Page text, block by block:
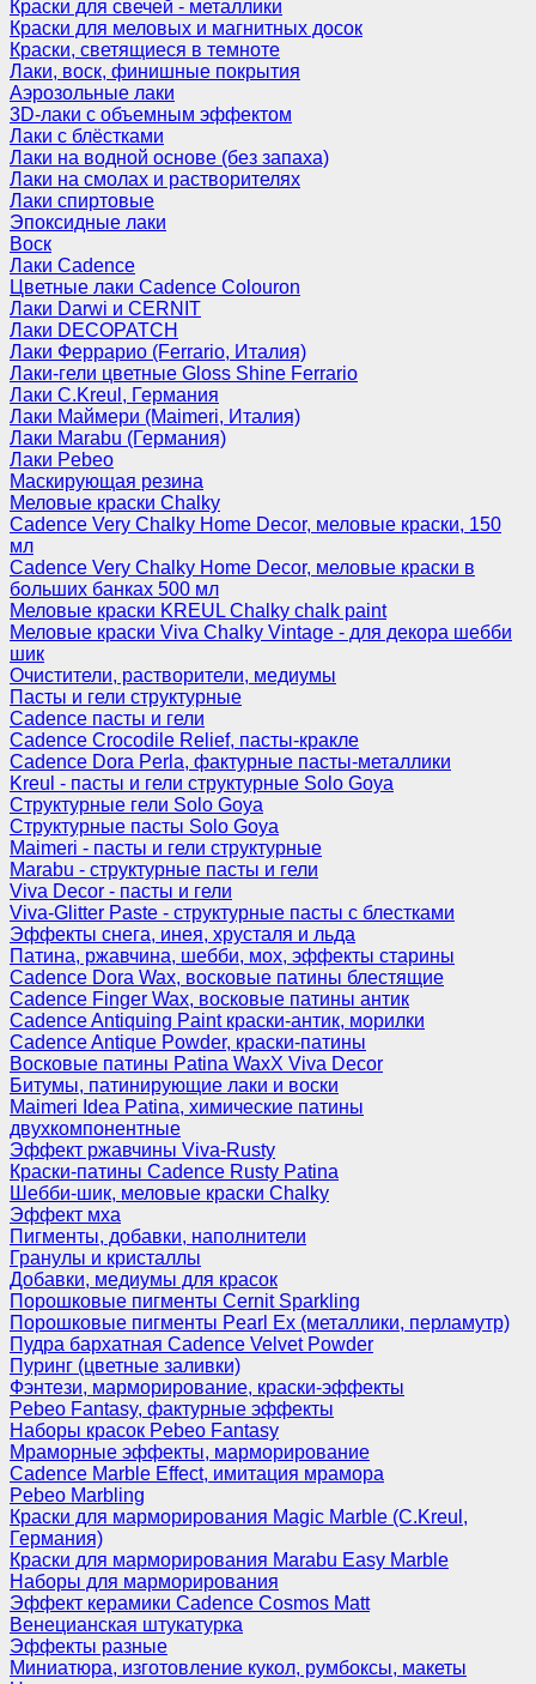
Краски для свечей - металлики
Краски для меловых и магнитных досок
Краски, светящиеся в темноте
Лаки, воск, финишные покрытия
Аэрозольные лаки
3D-лаки с объемным эффектом
Лаки с блёстками
Лаки на водной основе (без запаха)
Лаки на смолах и растворителях
Лаки спиртовые
Эпоксидные лаки
Воск
Лаки Cadence
Цветные лаки Cadence Colouron
Лаки Darwi и CERNIT
Лаки DECOPATCH
Лаки Феррарио (Ferrario, Италия)
Лаки-гели цветные Gloss Shine Ferrario
Лаки C.Kreul, Германия
Лаки Маймери (Maimeri, Италия)
Лаки Marabu (Германия)
Лаки Pebeo
Маскирующая резина
Меловые краски Chalky
Cadence Very Chalky Home Decor, меловые краски, 150
мл
Cadence Very Chalky Home Decor, меловые краски в
больших банках 500 мл
Меловые краски KREUL Chalky chalk paint
Меловые краски Viva Chalky Vintage - для декора шебби
шик
Очистители, растворители, медиумы
Пасты и гели структурные
Cadence пасты и гели
Cadence Crocodile Relief, пасты-кракле
Cadence Dora Perla, фактурные пасты-металлики
Kreul - пасты и гели структурные Solo Goya
Структурные гели Solo Goya
Структурные пасты Solo Goya
Maimeri - пасты и гели структурные
Marabu - структурные пасты и гели
Viva Decor - пасты и гели
Viva-Glitter Paste - структурные пасты с блестками
Эффекты снега, инея, хрусталя и льда
Патина, ржавчина, шебби, мох, эффекты старины
Cadence Dora Wax, восковые патины блестящие
Cadence Finger Wax, восковые патины антик
Сadence Antiquing Paint краски-антик, морилки
Cadence Antique Powder, краски-патины
Восковые патины Patina WaxX Viva Decor
Битумы, патинирующие лаки и воски
Maimeri Idea Patina, химические патины
двухкомпонентные
Эффект ржавчины Viva-Rusty
Краски-патины Cadence Rusty Patina
Шебби-шик, меловые краски Chalky
Эффект мха
Пигменты, добавки, наполнители
Гранулы и кристаллы
Добавки, медиумы для красок
Порошковые пигменты Cernit Sparkling
Порошковые пигменты Pearl Ex (металлики, перламутр)
Пудра бархатная Cadence Velvet Powder
Пуринг (цветные заливки)
Фэнтези, марморирование, краски-эффекты
Pebeo Fantasy, фактурные эффекты
Наборы красок Pebeo Fantasy
Мраморные эффекты, марморирование
Cadence Marble Effect, имитация мрамора
Pebeo Marbling
Краски для марморирования Magic Marble (C.Kreul,
Германия)
Краски для марморирования Marabu Easy Marble
Наборы для марморирования
Эффект керамики Cadence Cosmos Matt
Венецианская штукатурка
Эффекты разные
Миниатюра, изготовление кукол, румбоксы, макеты